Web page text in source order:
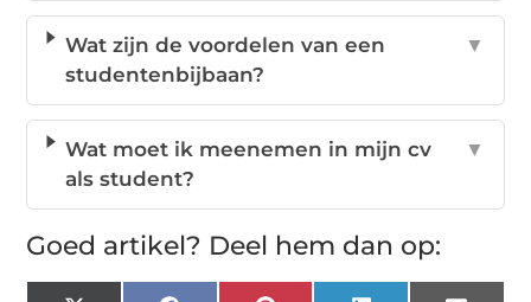
Wat zijn de voordelen van een
studentenbijbaan?
▼
Wat moet ik meenemen in mijn cv
als student?
▼
Goed artikel? Deel hem dan op: